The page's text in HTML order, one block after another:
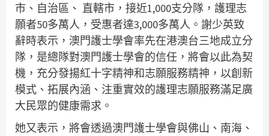
市、自治區、 直轄市，接近1,000支分隊，護理志
願者50多萬人，受惠者達3,000多萬人。謝少英致
辭時表示，澳門護士學會率先在港澳台三地成立分
隊，是總隊對澳門護士學會的信任，將會以此為契
機，充分發揚紅十字精神和志願服務精神，以創新
模式、拓展內涵、注重實效的護理志願服務滿足廣
大民眾的健康需求。
她又表示，將會透過澳門護士學會與佛山、南海、